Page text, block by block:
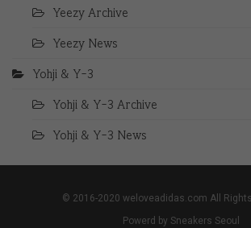
Yeezy Archive
Yeezy News
Yohji & Y-3
Yohji & Y-3 Archive
Yohji & Y-3 News
© 2016-2020 weloveadidas.com All
Powerd by Sneakers Seoul